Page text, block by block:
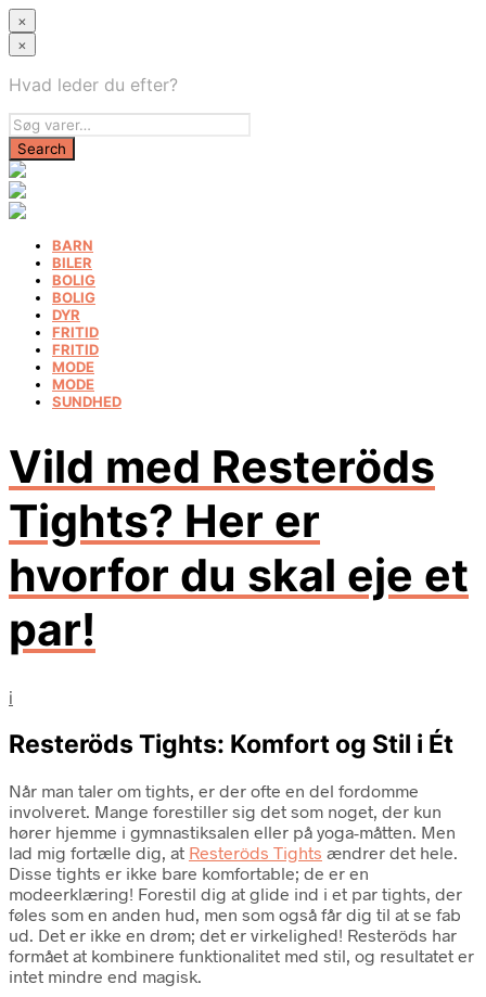
×
×
Hvad leder du efter?
BARN
BILER
BOLIG
BOLIG
DYR
FRITID
FRITID
MODE
MODE
SUNDHED
Vild med Resteröds
Tights? Her er
hvorfor du skal eje et
par!
i
Resteröds Tights: Komfort og Stil i Ét
Når man taler om tights, er der ofte en del fordomme
involveret. Mange forestiller sig det som noget, der kun
hører hjemme i gymnastiksalen eller på yoga-måtten. Men
lad mig fortælle dig, at Resteröds Tights ændrer det hele.
Disse tights er ikke bare komfortable; de er en
modeerklæring! Forestil dig at glide ind i et par tights, der
føles som en anden hud, men som også får dig til at se fab
ud. Det er ikke en drøm; det er virkelighed! Resteröds har
formået at kombinere funktionalitet med stil, og resultatet er
intet mindre end magisk.